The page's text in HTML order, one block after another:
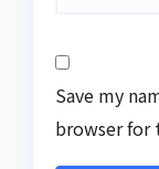
Save my
browser for